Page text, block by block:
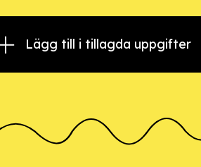
Lägg till i tillagda uppgifter